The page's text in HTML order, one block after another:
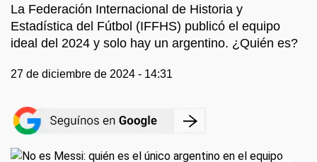
La Federación Internacional de Historia y
Estadística del Fútbol (IFFHS) publicó el equipo
ideal del 2024 y solo hay un argentino. ¿Quién es?
27 de diciembre de 2024 - 14:31